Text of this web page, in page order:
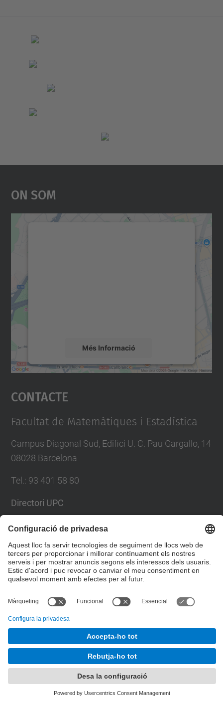
On Som
Més Informació
Accepta
powered by
Contacte
Facultat de Matemàtiques i Estadística
Campus Diagonal Sud, Edifici U. C. Pau Gargallo, 14
08028 Barcelona
Tel. : 93 401 58 80
Directori UPC
Formulari de contacte
Llista Xarxes Socials
Facultat de Matemàtiques i Estadí­stica.
Desenvolupat amb
Mapa del lloc
Accessibilitat
Avís legal
Configuració de privadesa